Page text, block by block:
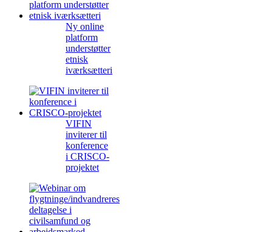
Ny online
platform
understøtter
etnisk
iværksætteri
VIFIN
inviterer til
konference
i CRISCO-
projektet